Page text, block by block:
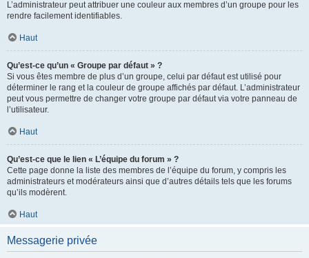
L’administrateur peut attribuer une couleur aux membres d’un groupe pour les
rendre facilement identifiables.
Haut
Qu’est-ce qu’un « Groupe par défaut » ?
Si vous êtes membre de plus d’un groupe, celui par défaut est utilisé pour
déterminer le rang et la couleur de groupe affichés par défaut. L’administrateur
peut vous permettre de changer votre groupe par défaut via votre panneau de
l’utilisateur.
Haut
Qu’est-ce que le lien « L’équipe du forum » ?
Cette page donne la liste des membres de l’équipe du forum, y compris les
administrateurs et modérateurs ainsi que d’autres détails tels que les forums
qu’ils modèrent.
Haut
Messagerie privée